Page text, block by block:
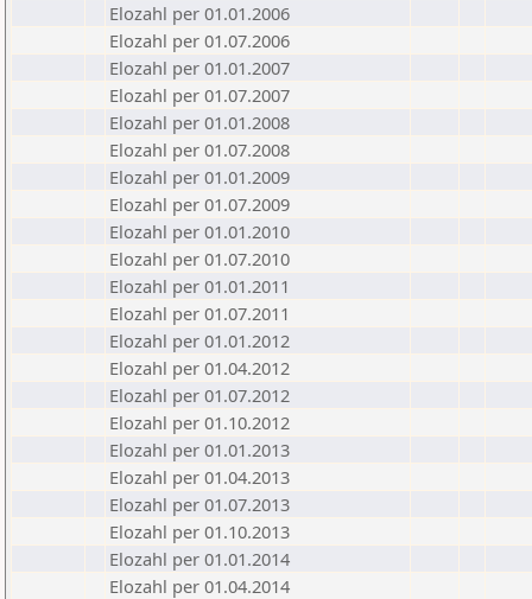
Elozahl per 01.01.2006
Elozahl per 01.07.2006
Elozahl per 01.01.2007
Elozahl per 01.07.2007
Elozahl per 01.01.2008
Elozahl per 01.07.2008
Elozahl per 01.01.2009
Elozahl per 01.07.2009
Elozahl per 01.01.2010
Elozahl per 01.07.2010
Elozahl per 01.01.2011
Elozahl per 01.07.2011
Elozahl per 01.01.2012
Elozahl per 01.04.2012
Elozahl per 01.07.2012
Elozahl per 01.10.2012
Elozahl per 01.01.2013
Elozahl per 01.04.2013
Elozahl per 01.07.2013
Elozahl per 01.10.2013
Elozahl per 01.01.2014
Elozahl per 01.04.2014